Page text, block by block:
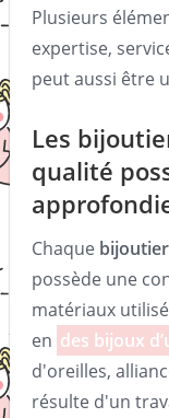
Plusieurs
expertise,
peut aussi être
Les
qualité
Chaque bijoutier
possède une
matériaux
en des bijoux
d'oreilles,
résulte d'un